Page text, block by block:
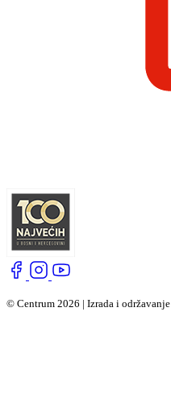
© Centrum 2026 | Izrada i održavanje